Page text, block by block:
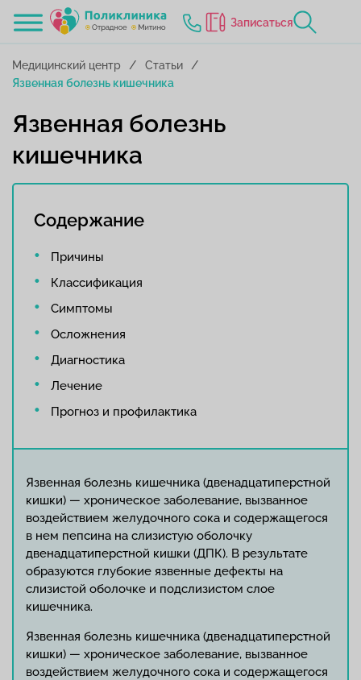
Записаться
Медицинский центр
Статьи
Язвенная болезнь кишечника
Язвенная болезнь
кишечника
Содержание
Причины
Классификация
Симптомы
Осложнения
Диагностика
Лечение
Прогноз и профилактика
Язвенная болезнь кишечника (двенадцатиперстной
кишки) — хроническое заболевание, вызванное
воздействием желудочного сока и содержащегося
в нем пепсина на слизистую оболочку
двенадцатиперстной кишки (ДПК). В результате
образуются глубокие язвенные дефекты на
слизистой оболочке и подслизистом слое
кишечника.
Язвенная болезнь кишечника (двенадцатиперстной
кишки) — хроническое заболевание, вызванное
воздействием желудочного сока и содержащегося